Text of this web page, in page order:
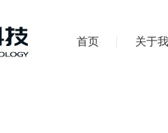
首页 关于